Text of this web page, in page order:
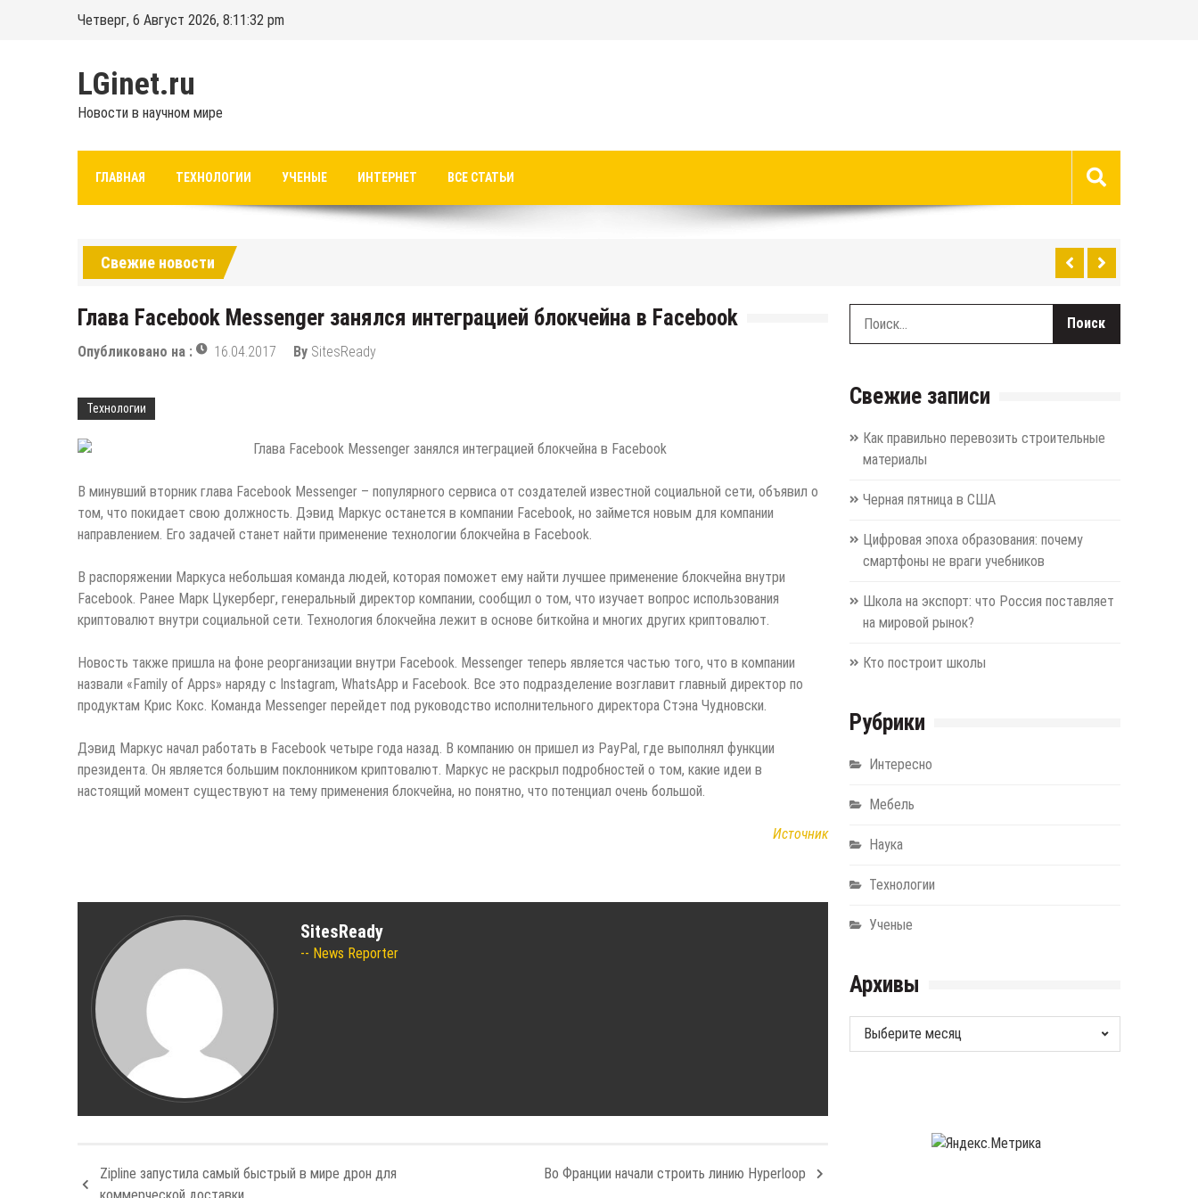
Четверг, 6 Август 2026, 8:11:32 pm
LGinet.ru
Новости в научном мире
ГЛАВНАЯ ТЕХНОЛОГИИ УЧЕНЫЕ ИНТЕРНЕТ ВСЕ СТАТЬИ
Свежие новости
Глава Facebook Messenger занялся интеграцией блокчейна в Facebook
Опубликовано на : 16.04.2017 By SitesReady
Технологии
В минувший вторник глава Facebook Messenger – популярного сервиса от создателей известной социальной сети, объявил о
том, что покидает свою должность. Дэвид Маркус останется в компании Facebook, но займется новым для компании
направлением. Его задачей станет найти применение технологии блокчейна в Facebook.
В распоряжении Маркуса небольшая команда людей, которая поможет ему найти лучшее применение блокчейна внутри
Facebook. Ранее Марк Цукерберг, генеральный директор компании, сообщил о том, что изучает вопрос использования
криптовалют внутри социальной сети. Технология блокчейна лежит в основе биткойна и многих других криптовалют.
Новость также пришла на фоне реорганизации внутри Facebook. Messenger теперь является частью того, что в компании
назвали «Family of Apps» наряду с Instagram, WhatsApp и Facebook. Все это подразделение возглавит главный директор по
продуктам Крис Кокс. Команда Messenger перейдет под руководство исполнительного директора Стэна Чудновски.
Дэвид Маркус начал работать в Facebook четыре года назад. В компанию он пришел из PayPal, где выполнял функции
президента. Он является большим поклонником криптовалют. Маркус не раскрыл подробностей о том, какие идеи в
настоящий момент существуют на тему применения блокчейна, но понятно, что потенциал очень большой.
Источник
SitesReady
News Reporter
Zipline запустила самый быстрый в мире дрон для
Во Франции начали строить линию Hyperloop
Свежие записи
Как правильно перевозить строительные
материалы
Черная пятница в США
Цифровая эпоха образования: почему
смартфоны не враги учебников
Школа на экспорт: что Россия поставляет
на мировой рынок?
Кто построит школы
Рубрики
Интересно
Мебель
Наука
Технологии
Ученые
Архивы
Архивы